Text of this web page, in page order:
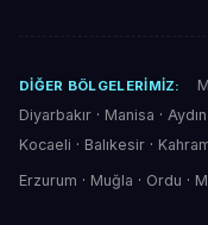
DIĞER BÖLGELERIMIZ:
Diyarbakır · Manisa · Aydın
Kocaeli · Balıkesir ·
Erzurum · Muğla · Ordu ·